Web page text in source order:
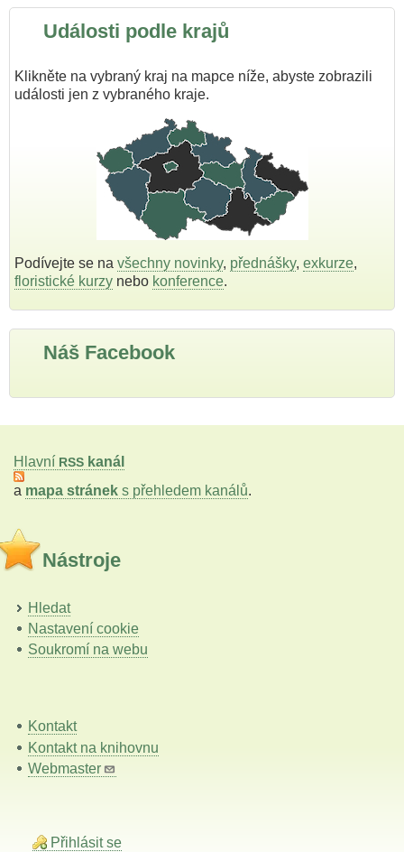
Události podle krajů
Klikněte na vybraný kraj na mapce níže, abyste zobrazili
události jen z vybraného kraje.
Podívejte se na všechny novinky, přednášky, exkurze,
floristické kurzy nebo konference.
Náš Facebook
Hlavní RSS kanál
a mapa stránek s přehledem kanálů.
Nástroje
Hledat
Nastavení cookie
Soukromí na webu
Kontakt
Kontakt na knihovnu
Webmaster
Přihlásit se